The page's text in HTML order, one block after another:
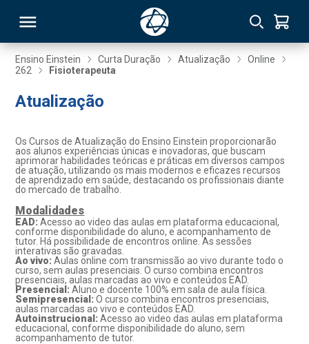
Ensino Einstein Curta Duração Atualização
Online
262
Fisioterapeuta
Atualização
Os Cursos de Atualização do Ensino Einstein proporcionarão
aos alunos experiências únicas e inovadoras, que buscam
aprimorar habilidades teóricas e práticas em diversos campos
de atuação, utilizando os mais modernos e eficazes recursos
de aprendizado em saúde, destacando os profissionais diante
do mercado de trabalho.
Modalidades
EAD:Acesso ao video das aulas em plataforma educacional,
conforme disponibilidade do aluno, e acompanhamento de
tutor. Há possibilidade de encontros online. As sessões
interativas são gravadas.
Ao vivo: Aulas online com transmissão ao vivo durante todo o
curso, sem aulas presenciais. O curso combina encontros
presenciais, aulas marcadas ao vivo e conteúdos EAD.
Presencial:Aluno e docente 100% em sala de aula física.
Semipresencial:O curso combina encontros presenciais,
aulas marcadas ao vivo e conteúdos EAD.
Autoinstrucional:Acesso ao video das aulas em plataforma
educacional, conforme disponibilidade do aluno, sem
acompanhamento de tutor.